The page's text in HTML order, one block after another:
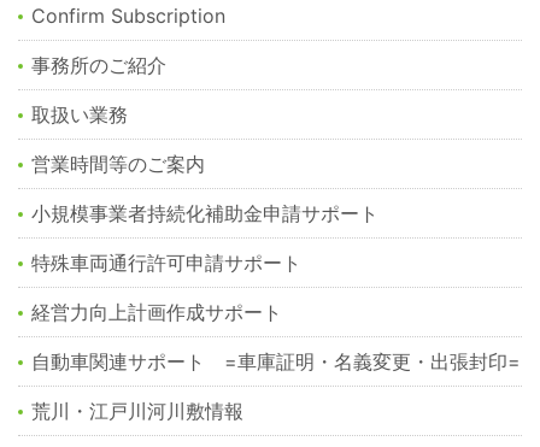
Confirm Subscription
事務所のご紹介
取扱い業務
営業時間等のご案内
小規模事業者持続化補助金申請サポート
特殊車両通行許可申請サポート
経営力向上計画作成サポート
自動車関連サポート =車庫証明・名義変更・出張封印=
荒川・江戸川河川敷情報